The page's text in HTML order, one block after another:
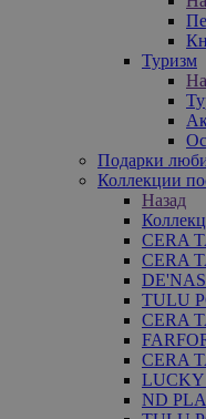
Туризм
Подарки
Коллекции
Назад
CERA
CERA
TULU
CERA
CERA
ND